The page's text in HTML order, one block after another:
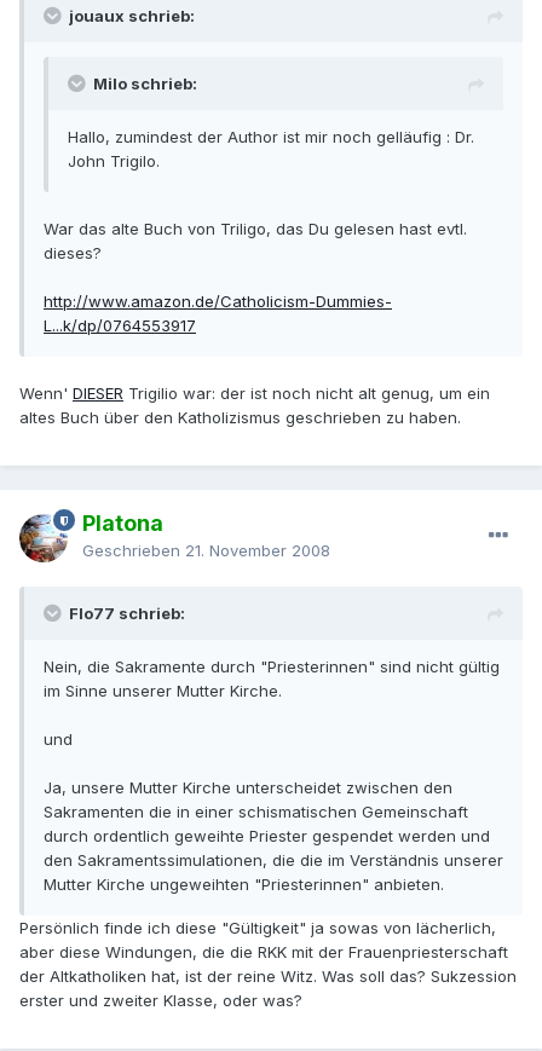
jouaux schrieb:
Milo schrieb:
Hallo, zumindest der Author ist mir noch gelläufig : Dr.
John Trigilo.
War das alte Buch von Triligo, das Du gelesen hast evtl.
dieses?
http://www.amazon.de/Catholicism-Dummies-
L...k/dp/0764553917
Wenn' DIESER Trigilio war: der ist noch nicht alt genug, um ein
altes Buch über den Katholizismus geschrieben zu haben.
Platona
Geschrieben 21. November 2008
Flo77 schrieb:
Nein, die Sakramente durch "Priesterinnen" sind nicht gültig
im Sinne unserer Mutter Kirche.
und
Ja, unsere Mutter Kirche unterscheidet zwischen den
Sakramenten die in einer schismatischen Gemeinschaft
durch ordentlich geweihte Priester gespendet werden und
den Sakramentssimulationen, die die im Verständnis unserer
Mutter Kirche ungeweihten "Priesterinnen" anbieten.
Persönlich finde ich diese "Gültigkeit" ja sowas von lächerlich,
aber diese Windungen, die die RKK mit der Frauenpriesterschaft
der Altkatholiken hat, ist der reine Witz. Was soll das? Sukzession
erster und zweiter Klasse, oder was?